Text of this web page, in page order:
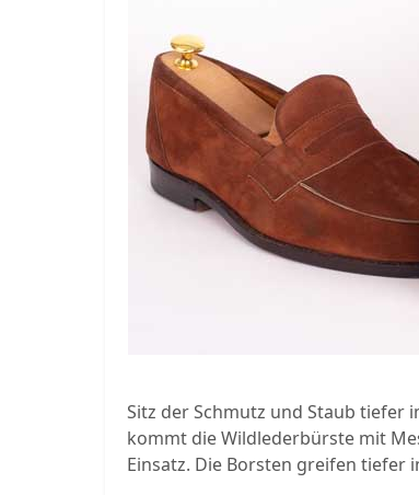
Sitz der Schmutz und Staub tiefer
kommt die Wildlederbürste mit
Einsatz. Die Borsten greifen tiefer